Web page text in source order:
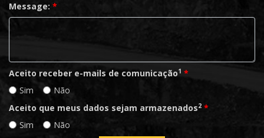
Message: *
Aceito receber e-mails de comunicação1 *
Sim
Não
Aceito que meus dados sejam armazenados2 *
Sim
Não